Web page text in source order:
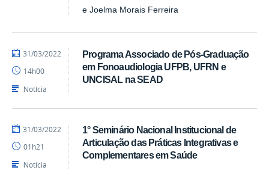
e Joelma Morais Ferreira
Programa Associado de Pós-Graduação
em Fonoaudiologia UFPB, UFRN e
UNCISAL na SEAD
por
-
SEAD
publicado
31/03/2022
14h00
Notícia
1° Seminário Nacional Institucional de
Articulação das Práticas Integrativas e
Complementares em Saúde
por
-
SEAD
publicado
31/03/2022
01h21
Notícia